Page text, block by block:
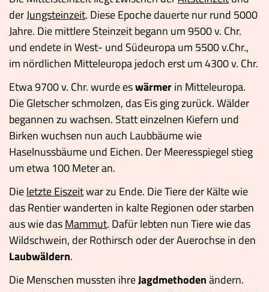
derJungsteinzeit. Diese Epoche dauerte nur rund 5000
Jahre. Die mittlere Steinzeit begann um 9500 v. Chr.
und endete in West- und Südeuropa um 5500 v.Chr.,
im nördlichen Mitteleuropa jedoch erst um 4300 v. Chr.
Etwa 9700 v. Chr. wurde eswärmerin Mitteleuropa.
Die Gletscher schmolzen, das Eis ging zurück. Wälder
begannen zu wachsen. Statt einzelnen Kiefern und
Birken wuchsen nun auch Laubbäume wie
Haselnussbäume und Eichen. Der Meeresspiegel stieg
um etwa 100 Meter an.
Dieletzte Eiszeitwar zu Ende. Die Tiere der Kälte wie
das Rentier wanderten in kalte Regionen oder starben
aus wie dasMammut. Dafür lebten nun Tiere wie das
Wildschwein, der Rothirsch oder der Auerochse in den
Laubwäldern.
Die Menschen mussten ihreJagdmethodenändern.